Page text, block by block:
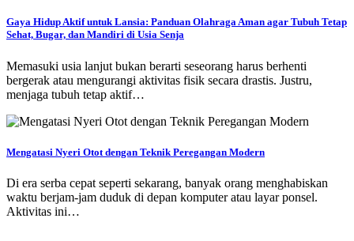
Gaya Hidup Aktif untuk Lansia: Panduan Olahraga Aman agar Tubuh Tetap
Sehat, Bugar, dan Mandiri di Usia Senja
Memasuki usia lanjut bukan berarti seseorang harus berhenti
bergerak atau mengurangi aktivitas fisik secara drastis. Justru,
menjaga tubuh tetap aktif…
Mengatasi Nyeri Otot dengan Teknik Peregangan Modern
Di era serba cepat seperti sekarang, banyak orang menghabiskan
waktu berjam-jam duduk di depan komputer atau layar ponsel.
Aktivitas ini…